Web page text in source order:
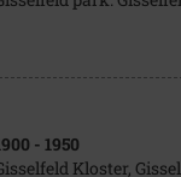
- 1950
Kloster,